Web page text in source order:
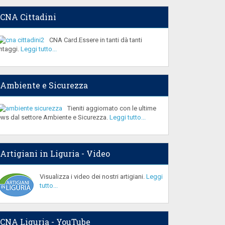
CNA Cittadini
CNA Card.Essere in tanti dà tanti
Leggi tutto...
Ambiente e Sicurezza
Tieniti aggiornato con le ultime
dal settore Ambiente e Sicurezza.Leggi tutto...
Artigiani in Liguria - Video
Visualizza i video dei nostri artigiani.Leggi
tutto...
CNA Liguria - YouTube